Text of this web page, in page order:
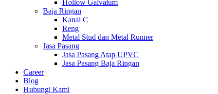
Hollow Galvalum
Baja Ringan
Kanal C
Reng
Metal Stud dan Metal Runner
Jasa Pasang
Jasa Pasang Atap UPVC
Jasa Pasang Baja Ringan
Career
Blog
Hubungi Kami